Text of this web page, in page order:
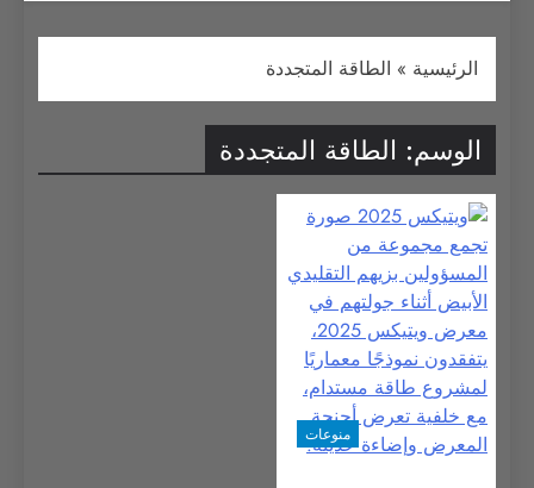
الرئيسية » الطاقة المتجددة
الوسم: الطاقة المتجددة
منوعات